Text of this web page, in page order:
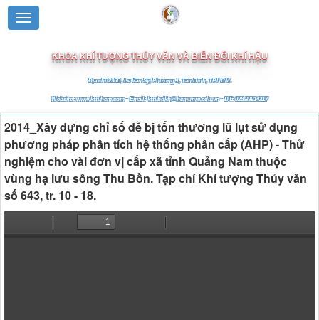
KHOA KHÍ TƯỢNG THỦY VĂN VÀ BIẾN ĐỔI KHÍ HẬU
Địa chỉ:236B, Lê Văn Sỹ, Phường 1, Tân Bình, TP.HCM.
Website: www.kttvhcm.com - Email: kttvbdkh@hcmunre.edu.vn - ĐT: 028.39914217
2014_Xây dựng chỉ số dễ bị tổn thương lũ lụt sử dụng
phương pháp phân tích hệ thống phân cấp (AHP) - Thử
nghiệm cho vài đơn vị cấp xã tỉnh Quảng Nam thuộc
vùng hạ lưu sông Thu Bồn. Tạp chí Khí tượng Thủy văn
số 643, tr. 10 - 18.